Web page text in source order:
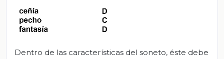
Dentro de las características del soneto, éste debe